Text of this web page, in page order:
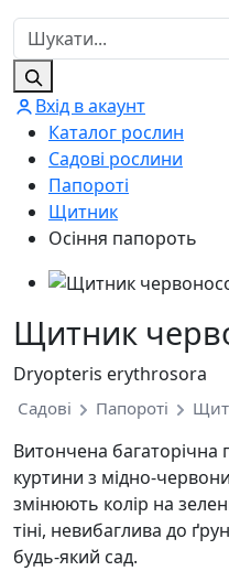
Вхід в акаунт
Каталог рослин
Садові рослини
Папороті
Щитник
Осіння папороть
Щитник
Dryopteris erythrosora
Садові Папороті
Витончена багаторічна
куртини з мідно-
змінюють колір на
тіні, невибаглива до
будь-який сад.